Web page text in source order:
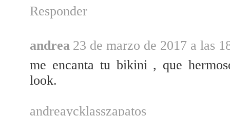
Responder
andrea 23 de marzo de 2017 a las
me encanta tu bikini , que
look.
andreaycklasszapatos